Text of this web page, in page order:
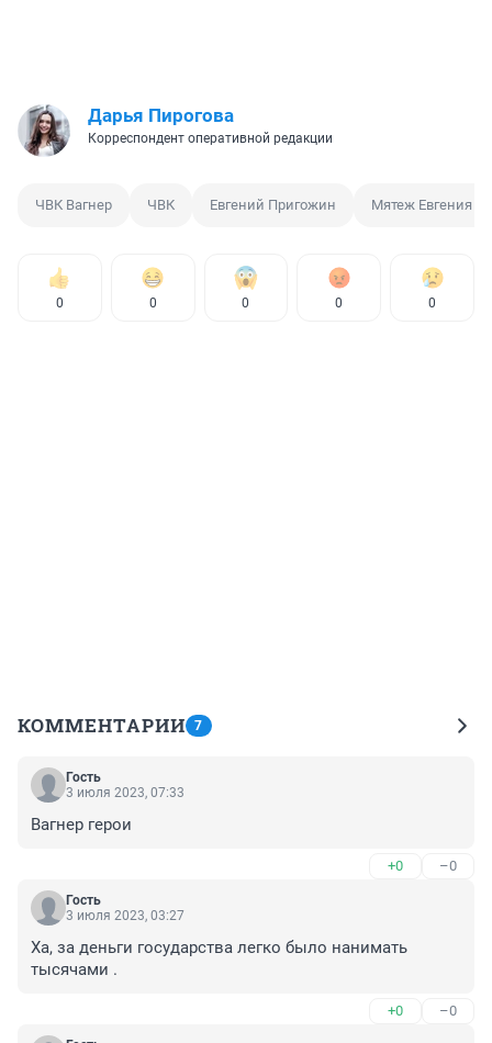
Дарья Пирогова
Корреспондент оперативной редакции
ЧВК Вагнер ЧВК Евгений Пригожин Мятеж Евгения
0 0 0 0 0
КОММЕНТАРИИ 7
Гость
3 июля 2023, 07:33
Вагнер герои
+0 –0
Гость
3 июля 2023, 03:27
Ха, за деньги государства легко было нанимать
тысячами .
+0 –0